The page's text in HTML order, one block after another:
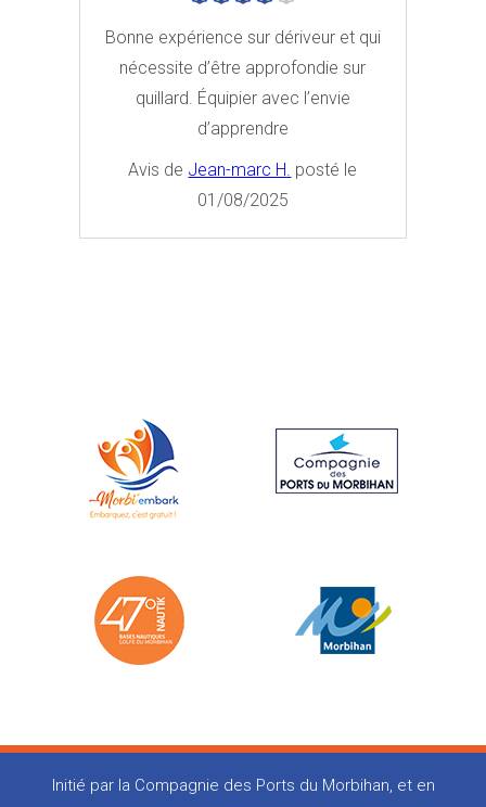
Bonne expérience sur dériveur et qui
nécessite d’être approfondie sur
quillard. Équipier avec l’envie
d’apprendre
Avis de Jean-marc H. posté le
01/08/2025
Initié par la Compagnie des Ports du Morbihan, et en